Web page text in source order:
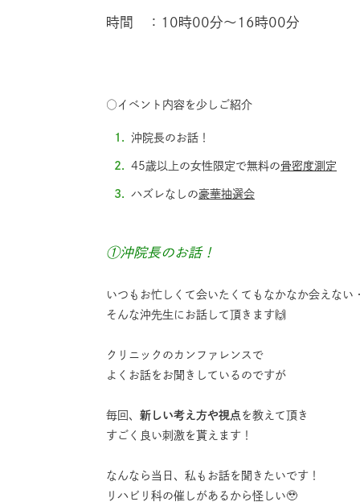
時間 ：10時00分〜16時00分
○イベント内容を少しご紹介
沖院長のお話！
45歳以上の女性限定で無料の骨密度測定
ハズレなしの豪華抽選会
①沖院長のお話！
いつもお忙しくて会いたくてもなかなか会えない
そんな沖先生にお話して頂きます🙌
クリニックのカンファレンスで
よくお話をお聞きしているのですが
毎回、 新しい考え方や視点 を教えて頂き
すごく良い刺激を貰えます！
なんなら当日、私もお話を聞きたいです！
リハビリ科の催しがあるから怪しい🥹